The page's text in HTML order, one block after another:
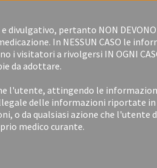
pertanto NON DEVONO
In NESSUN CASO le
i visitatori a rivolgersi IN OGNI
da adottare.
l'utente, attingendo le
delle informazioni riportate
o da qualsiasi azione che l'utente
medico curante.